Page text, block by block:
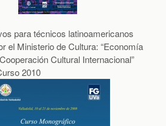
para técnicos latinoamericanos
el Ministerio de Cultura: “Economía
Cultural Internacional”
2010